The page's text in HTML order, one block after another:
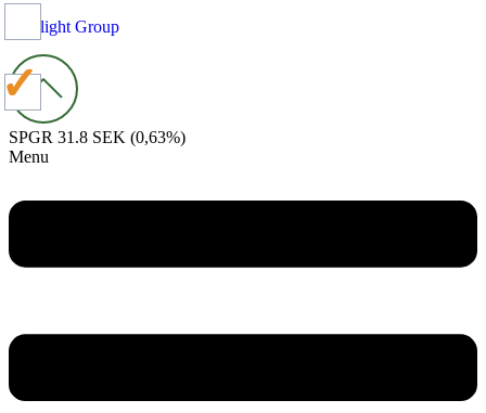
Spotlight Group
SPGR 31.8 SEK (0,63%)
Menu